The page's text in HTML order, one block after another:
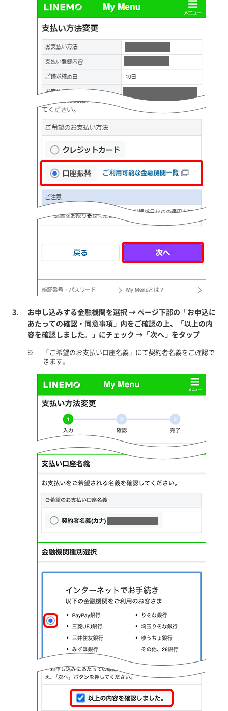
お申し込みする金融機関を選択 → ページ下部の「お申込に
あたっての確認・同意事項」内をご確認の上、「以上の内
容を確認しました。」にチェック →「次へ」をタップ
※
「ご希望のお支払い口座名義」にて契約者名義をご確認で
きます。